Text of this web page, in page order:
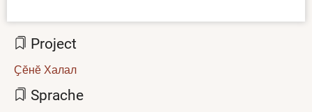
Project
Ҫӗнӗ Халал
Sprache